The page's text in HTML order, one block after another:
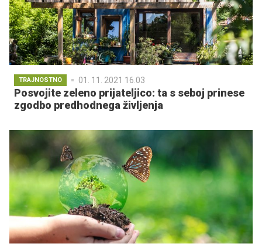
TRAJNOSTNO 01. 11. 2021 16.03
Posvojite zeleno prijateljico: ta s seboj prinese
zgodbo predhodnega življenja